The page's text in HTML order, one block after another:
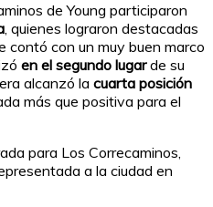
de Young participaron
, quienes lograron destacadas
contó con un muy buen marco
en el segundo lugarde su
alcanzó la cuarta posición
más que positiva para el
para Los Correcaminos,
a la ciudad en